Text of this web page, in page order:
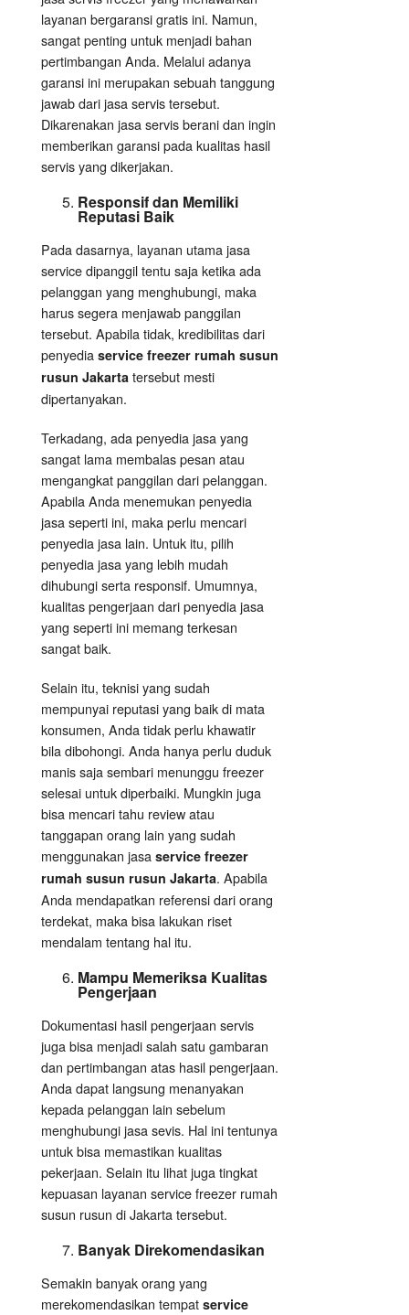
layanan bergaransi gratis ini. Namun,
sangat penting untuk menjadi bahan
pertimbangan Anda. Melalui adanya
garansi ini merupakan sebuah tanggung
jawab dari jasa servis tersebut.
Dikarenakan jasa servis berani dan ingin
memberikan garansi pada kualitas hasil
servis yang dikerjakan.
Responsif dan Memiliki
Reputasi Baik
Pada dasarnya, layanan utama jasa
service dipanggil tentu saja ketika ada
pelanggan yang menghubungi, maka
harus segera menjawab panggilan
tersebut. Apabila tidak, kredibilitas dari
penyedia service freezer rumah susun
rusun Jakarta tersebut mesti
dipertanyakan.
Terkadang, ada penyedia jasa yang
sangat lama membalas pesan atau
mengangkat panggilan dari pelanggan.
Apabila Anda menemukan penyedia
jasa seperti ini, maka perlu mencari
penyedia jasa lain. Untuk itu, pilih
penyedia jasa yang lebih mudah
dihubungi serta responsif. Umumnya,
kualitas pengerjaan dari penyedia jasa
yang seperti ini memang terkesan
sangat baik.
Selain itu, teknisi yang sudah
mempunyai reputasi yang baik di mata
konsumen, Anda tidak perlu khawatir
bila dibohongi. Anda hanya perlu duduk
manis saja sembari menunggu freezer
selesai untuk diperbaiki. Mungkin juga
bisa mencari tahu review atau
tanggapan orang lain yang sudah
menggunakan jasa service freezer
rumah susun rusun Jakarta. Apabila
Anda mendapatkan referensi dari orang
terdekat, maka bisa lakukan riset
mendalam tentang hal itu.
Mampu Memeriksa Kualitas
Pengerjaan
Dokumentasi hasil pengerjaan servis
juga bisa menjadi salah satu gambaran
dan pertimbangan atas hasil pengerjaan.
Anda dapat langsung menanyakan
kepada pelanggan lain sebelum
menghubungi jasa sevis. Hal ini tentunya
untuk bisa memastikan kualitas
pekerjaan. Selain itu lihat juga tingkat
kepuasan layanan service freezer rumah
susun rusun di Jakarta tersebut.
Banyak Direkomendasikan
Semakin banyak orang yang
merekomendasikan tempat service